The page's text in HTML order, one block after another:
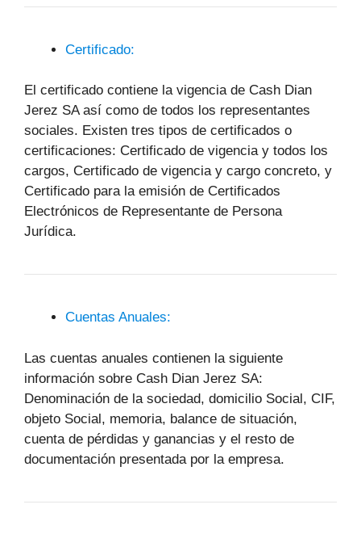
Certificado:
El certificado contiene la vigencia de Cash Dian
Jerez SA así como de todos los representantes
sociales. Existen tres tipos de certificados o
certificaciones: Certificado de vigencia y todos los
cargos, Certificado de vigencia y cargo concreto, y
Certificado para la emisión de Certificados
Electrónicos de Representante de Persona
Jurídica.
Cuentas Anuales:
Las cuentas anuales contienen la siguiente
información sobre Cash Dian Jerez SA:
Denominación de la sociedad, domicilio Social, CIF,
objeto Social, memoria, balance de situación,
cuenta de pérdidas y ganancias y el resto de
documentación presentada por la empresa.